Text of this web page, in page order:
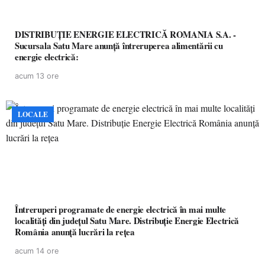
DISTRIBUȚIE ENERGIE ELECTRICĂ ROMANIA S.A. -
Sucursala Satu Mare anunţă întreruperea alimentării cu
energie electrică:
acum 13 ore
LOCALE
Întreruperi programate de energie electrică în mai multe
localități din județul Satu Mare. Distribuție Energie Electrică
România anunță lucrări la rețea
acum 14 ore